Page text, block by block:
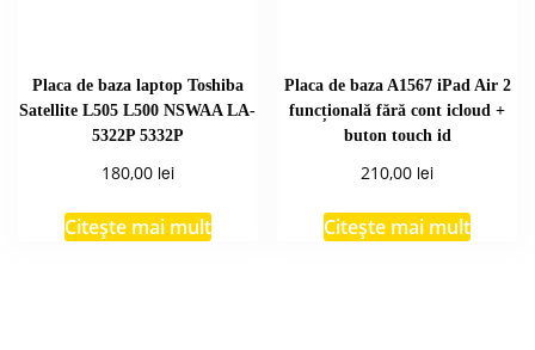
Placa de baza laptop Toshiba
Satellite L505 L500 NSWAA LA-
5322P 5332P
180,00 lei
Citește mai mult
Placa de baza A1567 iPad Air 2
funcțională fără cont icloud +
buton touch id
210,00 lei
Citește mai mult